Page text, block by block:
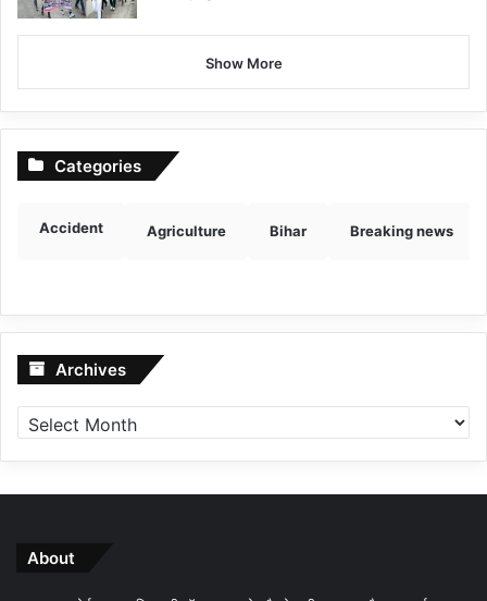
Show More
Categories
Accident Agriculture Bihar Breaking news
Archives Archives
About